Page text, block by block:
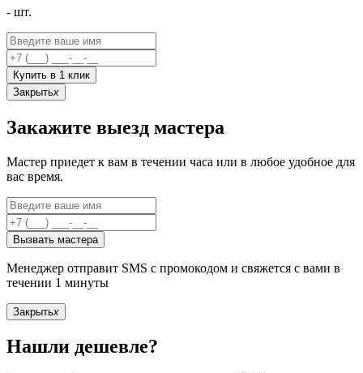
- шт.
Купить в 1 клик
Закрытьx
Закажите выезд мастера
Мастер приедет к вам в течении часа или в любое удобное для
вас время.
Вызвать мастера
Менеджер отправит SMS с промокодом и свяжется с вами в
течении 1 минуты
Закрытьx
Нашли дешевле?